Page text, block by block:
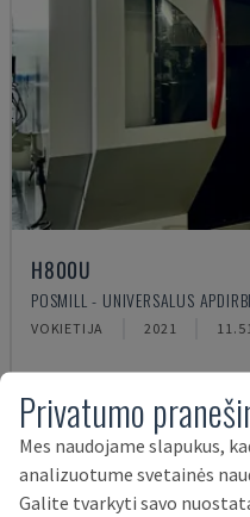
H800U
POSMILL - UNIVERSALUS
VOKIETIJA 2021
Privatumo
Mes naudojame slapukus,
analizuotume svetainės
Galite tvarkyti savo